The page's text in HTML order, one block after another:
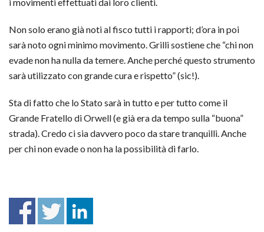
i movimenti effettuati dai loro clienti.
Non solo erano già noti al fisco tutti i rapporti; d’ora in poi
sarà noto ogni minimo movimento. Grilli sostiene che “chi non
evade non ha nulla da temere. Anche perché questo strumento
sarà utilizzato con grande cura e rispetto” (sic!).
Sta di fatto che lo Stato sarà in tutto e per tutto come il
Grande Fratello di Orwell (e già era da tempo sulla “buona”
strada). Credo ci sia davvero poco da stare tranquilli. Anche
per chi non evade o non ha la possibilità di farlo.